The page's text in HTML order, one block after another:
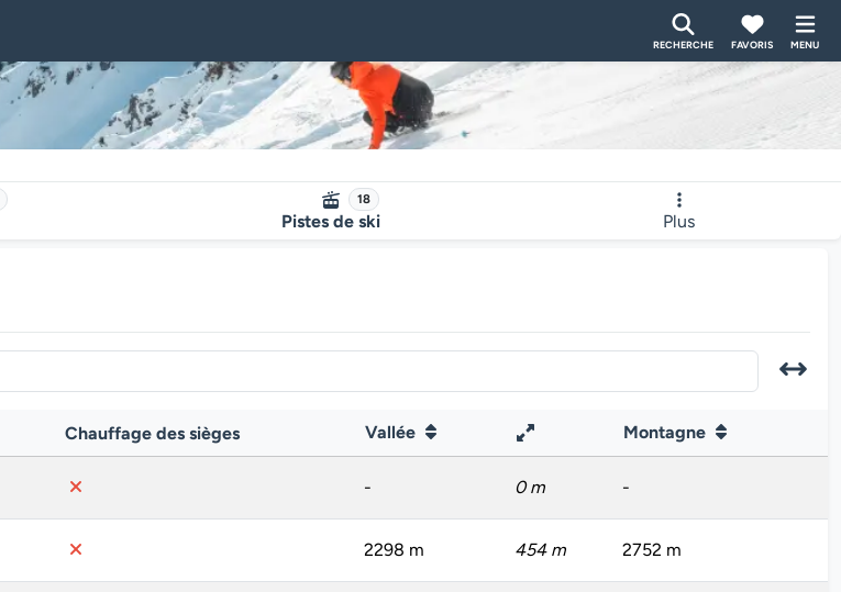
RECHERCHE FAVORIS MENU
18
Pistes de ski Plus
Chauffage des sièges Vallée Montagne
- 0 m -
2298 m 454 m 2752 m